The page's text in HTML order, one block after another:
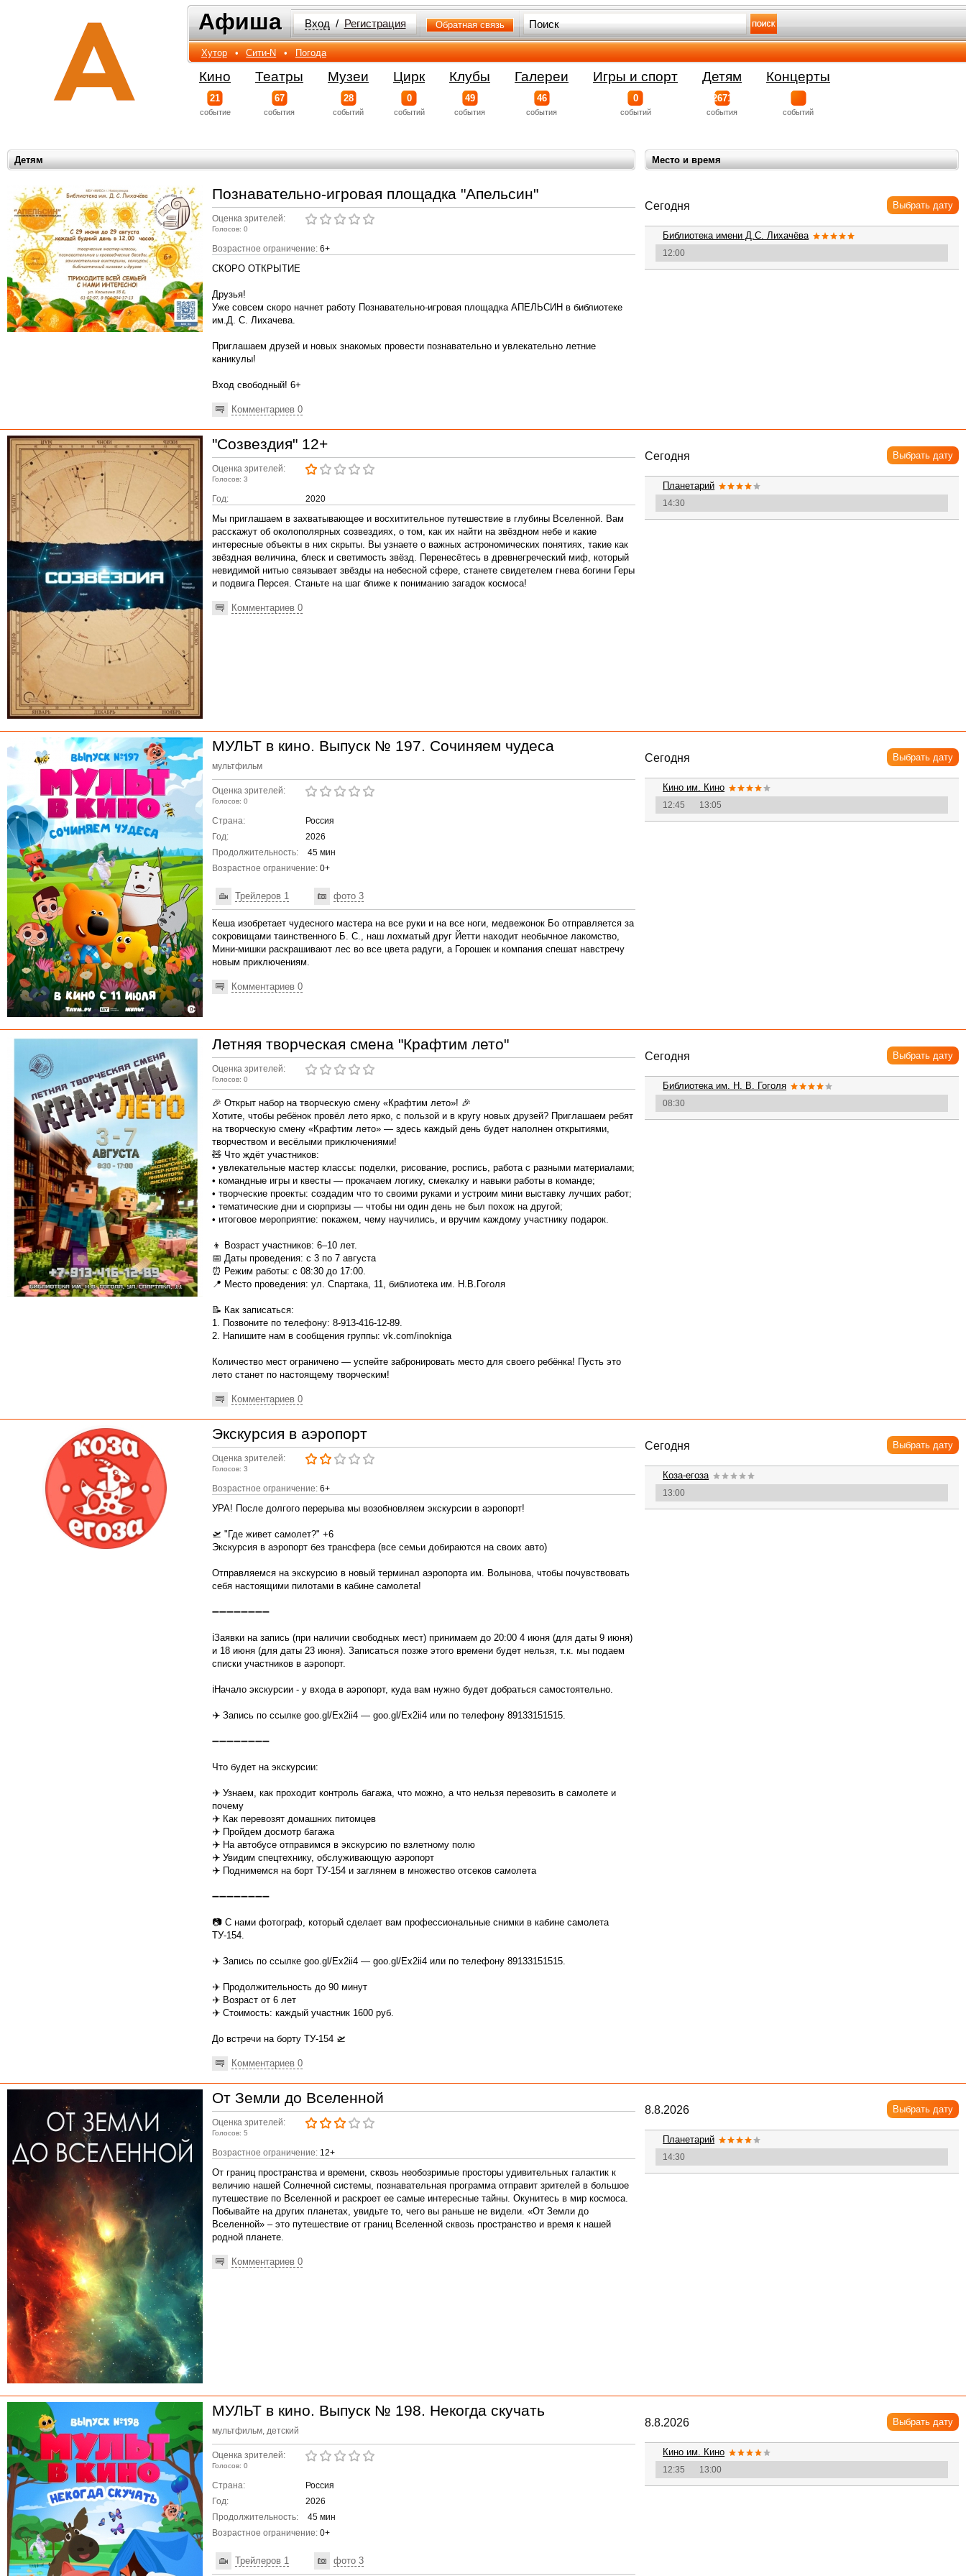
Афиша
Афиша Вход / Регистрация Обратная связь
Хутор • Сити-N • Погода
Кино
21
событиe
Театры
67
события
Музеи
28
событий
Цирк
0
событий
Клубы
49
события
Галереи
46
события
Игры и спорт
0
событий
Детям
2671
события
Концерты
событий
Место и время
Детям
Сегодня Выбрать дату
Библиотека имени Д.С. Лихачёва
12:00
Познавательно-игровая площадка "Апельсин"
Оценка зрителей:
Голосов: 0
Возрастное ограничение: 6+
СКОРО ОТКРЫТИЕ
Друзья!
Уже совсем скоро начнет работу Познавательно-игровая площадка АПЕЛЬСИН в библиотеке
им.Д. С. Лихачева.
Приглашаем друзей и новых знакомых провести познавательно и увлекательно летние
каникулы!
Вход свободный! 6+
Комментариев 0
Сегодня Выбрать дату
Планетарий
14:30
"Созвездия" 12+
Оценка зрителей:
Голосов: 3
Год: 2020
Мы приглашаем в захватывающее и восхитительное путешествие в глубины Вселенной. Вам
расскажут об околополярных созвездиях, о том, как их найти на звёздном небе и какие
интересные объекты в них скрыты. Вы узнаете о важных астрономических понятиях, такие как
звёздная величина, блеск и светимость звёзд. Перенесётесь в древнегреческий миф, который
невидимой нитью связывает звёзды на небесной сфере, станете свидетелем гнева богини Геры
и подвига Персея. Станьте на шаг ближе к пониманию загадок космоса!
Комментариев 0
Сегодня Выбрать дату
Кино им. Кино
12:45 13:05
МУЛЬТ в кино. Выпуск № 197. Сочиняем чудеса
мультфильм
Оценка зрителей:
Голосов: 0
Страна:
Россия
Год:
2026
Продолжительность:
45 мин
Возрастное ограничение: 0+
Трейлеров 1 фото 3
Кеша изобретает чудесного мастера на все руки и на все ноги, медвежонок Бо отправляется за
сокровищами таинственного Б. С., наш лохматый друг Йетти находит необычное лакомство,
Мини-мишки раскрашивают лес во все цвета радуги, а Горошек и компания спешат навстречу
новым приключениям.
Комментариев 0
Сегодня Выбрать дату
Библиотека им. Н. В. Гоголя
08:30
Летняя творческая смена "Крафтим лето"
Оценка зрителей:
Голосов: 0
🎉 Открыт набор на творческую смену «Крафтим лето»! 🎉
Хотите, чтобы ребёнок провёл лето ярко, с пользой и в кругу новых друзей? Приглашаем ребят
на творческую смену «Крафтим лето» — здесь каждый день будет наполнен открытиями,
творчеством и весёлыми приключениями!
🧸 Что ждёт участников:
• увлекательные мастер классы: поделки, рисование, роспись, работа с разными материалами;
• командные игры и квесты — прокачаем логику, смекалку и навыки работы в команде;
• творческие проекты: создадим что то своими руками и устроим мини выставку лучших работ;
• тематические дни и сюрпризы — чтобы ни один день не был похож на другой;
• итоговое мероприятие: покажем, чему научились, и вручим каждому участнику подарок.
👦 Возраст участников: 6–10 лет.
📅 Даты проведения: с 3 по 7 августа
⏰ Режим работы: с 08:30 до 17:00.
📍 Место проведения: ул. Спартака, 11, библиотека им. Н.В.Гоголя
📝 Как записаться:
1. Позвоните по телефону: 8-913-416-12-89.
2. Напишите нам в сообщения группы: vk.com/inokniga
Количество мест ограничено — успейте забронировать место для своего ребёнка! Пусть это
лето станет по настоящему творческим!
Комментариев 0
Сегодня Выбрать дату
Коза-егоза
13:00
Экскурсия в аэропорт
Оценка зрителей:
Голосов: 3
Возрастное ограничение: 6+
УРА! После долгого перерыва мы возобновляем экскурсии в аэропорт!
🛫 "Где живет самолет?" +6
Экскурсия в аэропорт без трансфера (все семьи добираются на своих авто)
Отправляемся на экскурсию в новый терминал аэропорта им. Волынова, чтобы почувствовать
себя настоящими пилотами в кабине самолета!
➖➖➖➖➖➖➖➖
ℹ️Заявки на запись (при наличии свободных мест) принимаем до 20:00 4 июня (для даты 9 июня)
и 18 июня (для даты 23 июня). Записаться позже этого времени будет нельзя, т.к. мы подаем
списки участников в аэропорт.
ℹ️Начало экскурсии - у входа в аэропорт, куда вам нужно будет добраться самостоятельно.
✈️ Запись по ссылке goo.gl/Ex2ii4 — goo.gl/Ex2ii4 или по телефону 89133151515.
➖➖➖➖➖➖➖➖
Что будет на экскурсии:
✈️ Узнаем, как проходит контроль багажа, что можно, а что нельзя перевозить в самолете и
почему
✈️ Как перевозят домашних питомцев
✈️ Пройдем досмотр багажа
✈️ На автобусе отправимся в экскурсию по взлетному полю
✈️ Увидим спецтехнику, обслуживающую аэропорт
✈️ Поднимемся на борт ТУ-154 и заглянем в множество отсеков самолета
➖➖➖➖➖➖➖➖
📷 С нами фотограф, который сделает вам профессиональные снимки в кабине самолета
ТУ-154.
✈️ Запись по ссылке goo.gl/Ex2ii4 — goo.gl/Ex2ii4 или по телефону 89133151515.
✈️ Продолжительность до 90 минут
✈️ Возраст от 6 лет
✈️ Стоимость: каждый участник 1600 руб.
До встречи на борту ТУ-154 🛫
Комментариев 0
8.8.2026 Выбрать дату
Планетарий
14:30
От Земли до Вселенной
Оценка зрителей:
Голосов: 5
Возрастное ограничение: 12+
От границ пространства и времени, сквозь необозримые просторы удивительных галактик к
величию нашей Солнечной системы, познавательная программа отправит зрителей в большое
путешествие по Вселенной и раскроет ее самые интересные тайны. Окунитесь в мир космоса.
Побывайте на других планетах, увидьте то, чего вы раньше не видели. «От Земли до
Вселенной» – это путешествие от границ Вселенной сквозь пространство и время к нашей
родной планете.
Комментариев 0
8.8.2026 Выбрать дату
Кино им. Кино
12:35 13:00
МУЛЬТ в кино. Выпуск № 198. Некогда скучать
мультфильм, детский
Оценка зрителей:
Голосов: 0
Страна:
Россия
Год:
2026
Продолжительность:
45 мин
Возрастное ограничение: 0+
Трейлеров 1 фото 3